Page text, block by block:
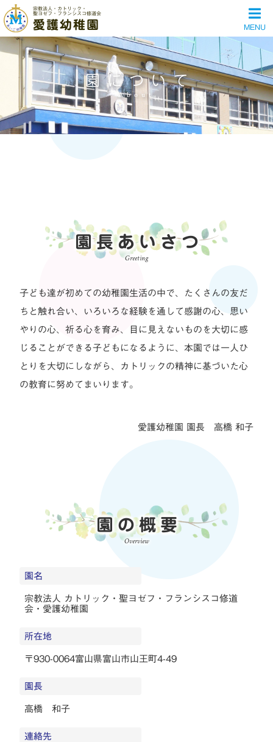
宗教法人・カトリック・
聖ヨゼフ・フランシスコ修道会
愛護幼稚園 MENU
園について
About
園長あいさつ
Greeting
子ども達が初めての幼稚園生活の中で、たくさんの友だ
ちと触れ合い、いろいろな経験を通して感謝の心、思い
やりの心、祈る心を育み、目に見えないものを大切に感
じることができる子どもになるように、本園では一人ひ
とりを大切にしながら、カトリックの精神に基づいた心
の教育に努めてまいります。
愛護幼稚園 園長 高橋 和子
園の概要
Overview
園名
宗教法人 カトリック・聖ヨゼフ・フランシスコ修道
会・愛護幼稚園
所在地
〒930-0064富山県富山市山王町4-49
園長
高橋 和子
連絡先